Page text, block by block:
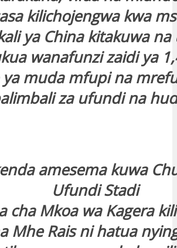
kilichojengwa kwa
ya China kitakuwa na
wanafunzi zaidi ya
muda mfupi na
za ufundi na
amesema kuwa
Ufundi Stadi
cha Mkoa wa Kagera
Mhe Rais ni hatua